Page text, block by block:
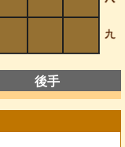
後手